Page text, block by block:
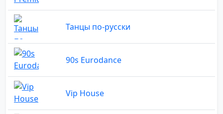
Танцы по-русски
90s Eurodance
Vip House